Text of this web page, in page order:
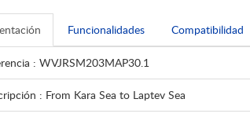
Funcionalidades Compatibilidad
: WVJRSM203MAP30.1
: From Kara Sea to Laptev Sea